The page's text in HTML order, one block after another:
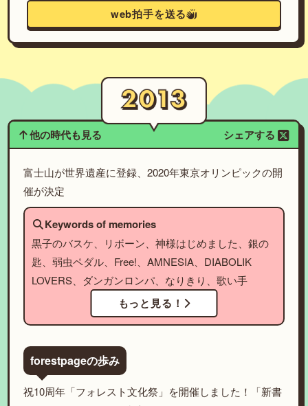
web拍手を送る
他の時代も見る シェアする
富士山が世界遺産に登録、2020年東京オリンピックの開
催が決定
Keywords of memories
黒子のバスケ、リボーン、神様はじめました、銀の
匙、弱虫ペダル、Free!、AMNESIA、DIABOLIK
LOVERS、ダンガンロンパ、なりきり、歌い手
もっと見る！
forestpageの歩み
祝10周年「フォレスト文化祭」を開催しました！「新書